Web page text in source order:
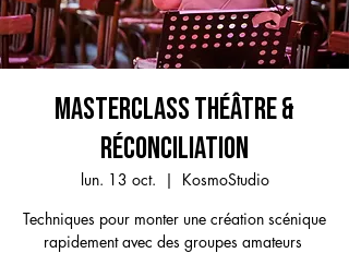
MASTERCLASS THÉÂTRE &
RÉCONCILIATION
lun. 13 oct.
  |
KosmoStudio
Techniques pour monter une création scénique
rapidement avec des groupes amateurs